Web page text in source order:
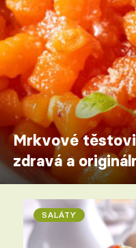
Mrkvové
zdravá a
SALÁTY